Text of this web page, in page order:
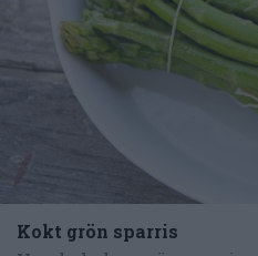
Kokt grön sparris